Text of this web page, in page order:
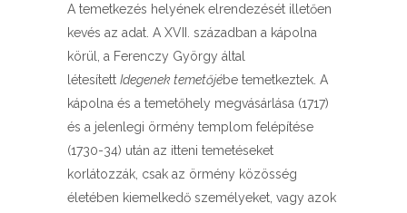
A temetkezés helyének elrendezését illetően
kevés az adat. A XVII. században a kápolna
körül, a Ferenczy György által
létesített Idegenek temetőjébe temetkeztek. A
kápolna és a temetőhely megvásárlása (1717)
és a jelenlegi örmény templom felépítése
(1730-34) után az itteni temetéseket
korlátozzák, csak az örmény közösség
életében kiemelkedő személyeket, vagy azok